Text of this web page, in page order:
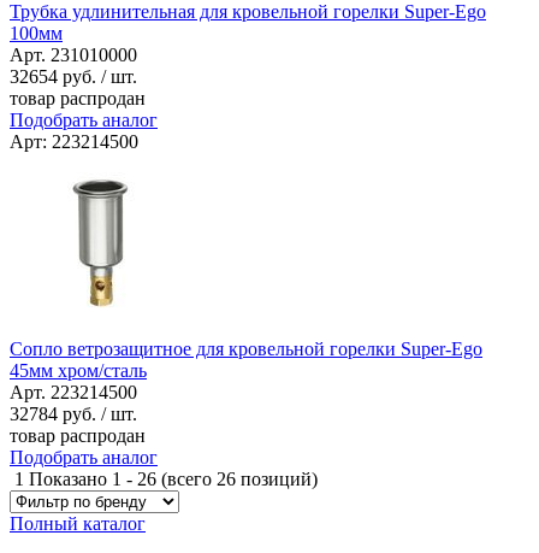
Трубка удлинительная для кровельной горелки Super-Ego
100мм
Арт. 231010000
32654 руб. / шт.
товар распродан
Подобрать аналог
Арт: 223214500
Сопло ветрозащитное для кровельной горелки Super-Ego
45мм хром/сталь
Арт. 223214500
32784 руб. / шт.
товар распродан
Подобрать аналог
1 Показано 1 - 26 (всего 26 позиций)
Полный каталог